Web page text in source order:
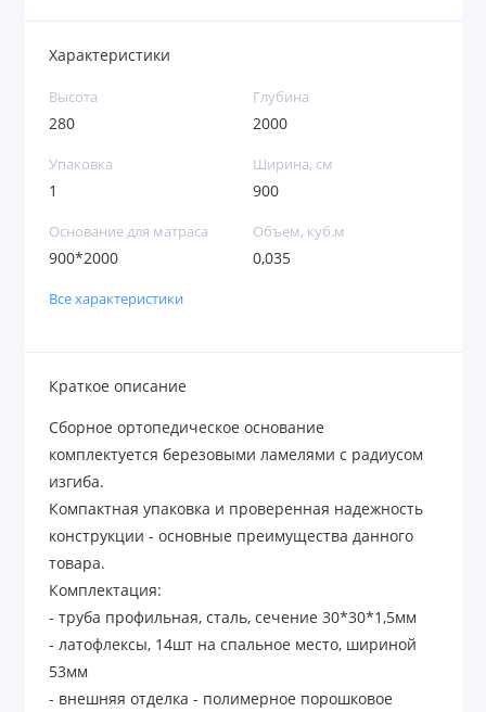
Характеристики
Высота
280
Глубина
2000
Упаковка
1
Ширина, см
900
Основание для матраса
900*2000
Объем, куб.м
0,035
Все характеристики
Краткое описание
Сборное ортопедическое основание
комплектуется березовыми ламелями с радиусом
изгиба.
Компактная упаковка и проверенная надежность
конструкции - основные преимущества данного
товара.
Комплектация:
- труба профильная, сталь, сечение 30*30*1,5мм
- латофлексы, 14шт на спальное место, шириной
53мм
- внешняя отделка - полимерное порошковое